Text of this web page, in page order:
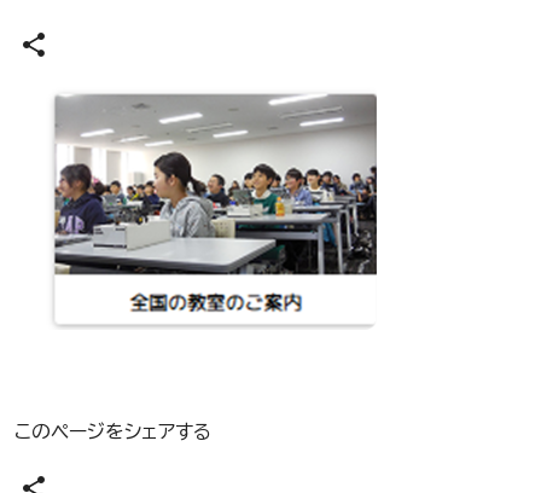
share
このページをシェアする